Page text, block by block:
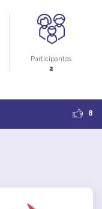
Participantes
2
8